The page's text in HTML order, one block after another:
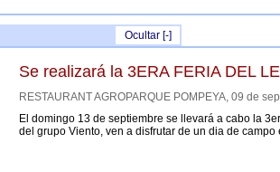
Ocultar [-]
Se realizará la 3ERA FERIA DEL
RESTAURANT AGROPARQUE POMPEYA, 09 de
El domingo 13 de septiembre se llevará a cabo la
del grupo Viento, ven a disfrutar de un dia de campo